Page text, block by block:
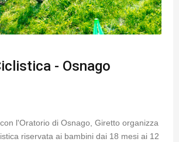
- Osnago
l'Oratorio di Osnago, Giretto organizza
riservata ai bambini dai 18 mesi ai 12